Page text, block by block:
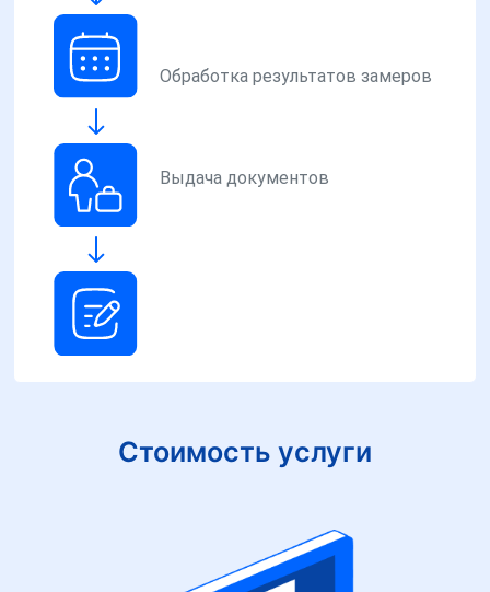
Обработка результатов замеров
Выдача документов
Стоимость услуги